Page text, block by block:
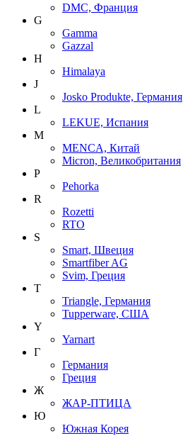
DMC, Франция
G
Gamma
Gazzal
H
Himalaya
J
Josko Produkte, Германия
L
LEKUE, Испания
M
MENCA, Китай
Micron, Великобритания
P
Pehorka
R
Rozetti
RTO
S
Smart, Швеция
Smartfiber AG
Svim, Греция
T
Triangle, Германия
Tupperware, США
Y
Yarnart
Г
Германия
Греция
Ж
ЖАР-ПТИЦА
Ю
Южная Корея